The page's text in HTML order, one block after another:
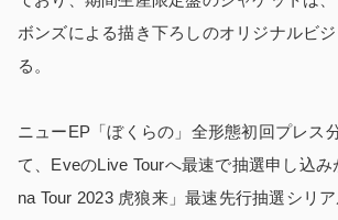
ボンズによる描き下ろしのオリジナルビ
る。
ニューEP「ぼくらの」全形態初回プレス
て、EveのLive Tourへ最速で抽選申し込
na Tour 2023 ⻁狼来」最速先行抽選シリ